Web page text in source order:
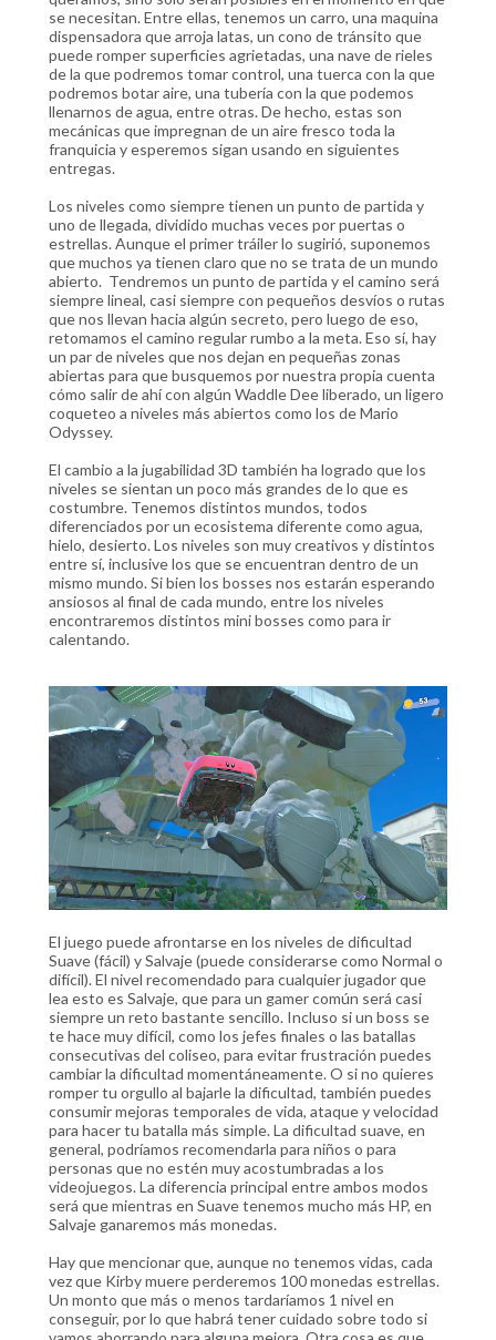
se necesitan. Entre ellas, tenemos un carro, una maquina
dispensadora que arroja latas, un cono de tránsito que
puede romper superficies agrietadas, una nave de rieles
de la que podremos tomar control, una tuerca con la que
podremos botar aire, una tubería con la que podemos
llenarnos de agua, entre otras. De hecho, estas son
mecánicas que impregnan de un aire fresco toda la
franquicia y esperemos sigan usando en siguientes
entregas.
Los niveles como siempre tienen un punto de partida y
uno de llegada, dividido muchas veces por puertas o
estrellas. Aunque el primer tráiler lo sugirió, suponemos
que muchos ya tienen claro que no se trata de un mundo
abierto. Tendremos un punto de partida y el camino será
siempre lineal, casi siempre con pequeños desvíos o rutas
que nos llevan hacia algún secreto, pero luego de eso,
retomamos el camino regular rumbo a la meta. Eso sí, hay
un par de niveles que nos dejan en pequeñas zonas
abiertas para que busquemos por nuestra propia cuenta
cómo salir de ahí con algún Waddle Dee liberado, un ligero
coqueteo a niveles más abiertos como los de Mario
Odyssey.
El cambio a la jugabilidad 3D también ha logrado que los
niveles se sientan un poco más grandes de lo que es
costumbre. Tenemos distintos mundos, todos
diferenciados por un ecosistema diferente como agua,
hielo, desierto. Los niveles son muy creativos y distintos
entre sí, inclusive los que se encuentran dentro de un
mismo mundo. Si bien los bosses nos estarán esperando
ansiosos al final de cada mundo, entre los niveles
encontraremos distintos mini bosses como para ir
calentando.
El juego puede afrontarse en los niveles de dificultad
Suave (fácil) y Salvaje (puede considerarse como Normal o
difícil). El nivel recomendado para cualquier jugador que
lea esto es Salvaje, que para un gamer común será casi
siempre un reto bastante sencillo. Incluso si un boss se
te hace muy difícil, como los jefes finales o las batallas
consecutivas del coliseo, para evitar frustración puedes
cambiar la dificultad momentáneamente. O si no quieres
romper tu orgullo al bajarle la dificultad, también puedes
consumir mejoras temporales de vida, ataque y velocidad
para hacer tu batalla más simple. La dificultad suave, en
general, podríamos recomendarla para niños o para
personas que no estén muy acostumbradas a los
videojuegos. La diferencia principal entre ambos modos
será que mientras en Suave tenemos mucho más HP, en
Salvaje ganaremos más monedas.
Hay que mencionar que, aunque no tenemos vidas, cada
vez que Kirby muere perderemos 100 monedas estrellas.
Un monto que más o menos tardaríamos 1 nivel en
conseguir, por lo que habrá tener cuidado sobre todo si